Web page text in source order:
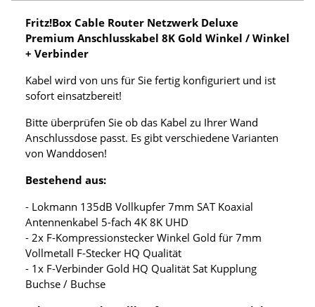
Fritz!Box Cable Router Netzwerk Deluxe
Premium Anschlusskabel 8K Gold Winkel / Winkel
+ Verbinder
Kabel wird von uns für Sie fertig konfiguriert und ist
sofort einsatzbereit!
Bitte überprüfen Sie ob das Kabel zu Ihrer Wand
Anschlussdose passt. Es gibt verschiedene Varianten
von Wanddosen!
Bestehend aus:
- Lokmann 135dB Vollkupfer 7mm SAT Koaxial
Antennenkabel 5-fach 4K 8K UHD
- 2x F-Kompressionstecker Winkel Gold für 7mm
Vollmetall F-Stecker HQ Qualität
- 1x F-Verbinder Gold HQ Qualität Sat Kupplung
Buchse / Buchse